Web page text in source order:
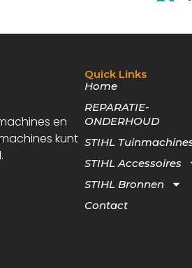
en
kunt
Quick Links
Home
REPARATIE-
ONDERHOUD
STIHL
STIHL Accessoires
STIHL Bronnen
Contact